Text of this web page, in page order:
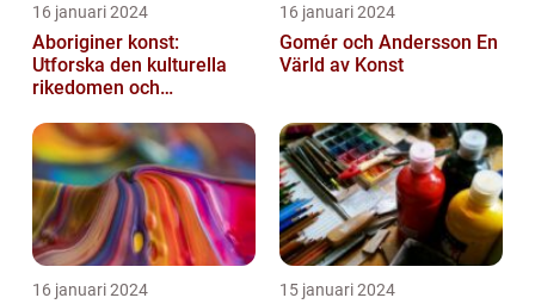
16 januari 2024
Aboriginer konst:
Utforska den kulturella
rikedomen och
16 januari 2024
Gomér och Andersson En
Värld av Konst
16 januari 2024 15 januari 2024